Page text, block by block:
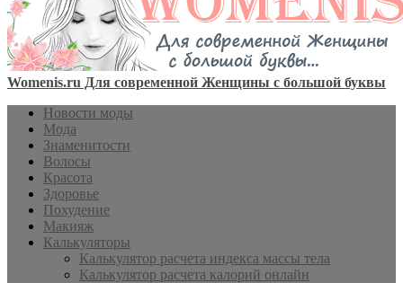
Womenis.ru Для современной Женщины с большой буквы
Новости моды
Мода
Знаменитости
Волосы
Красота
Здоровье
Похудение
Макияж
Калькуляторы
Калькулятор расчета индекса массы тела
Калькулятор расчета калорий онлайн